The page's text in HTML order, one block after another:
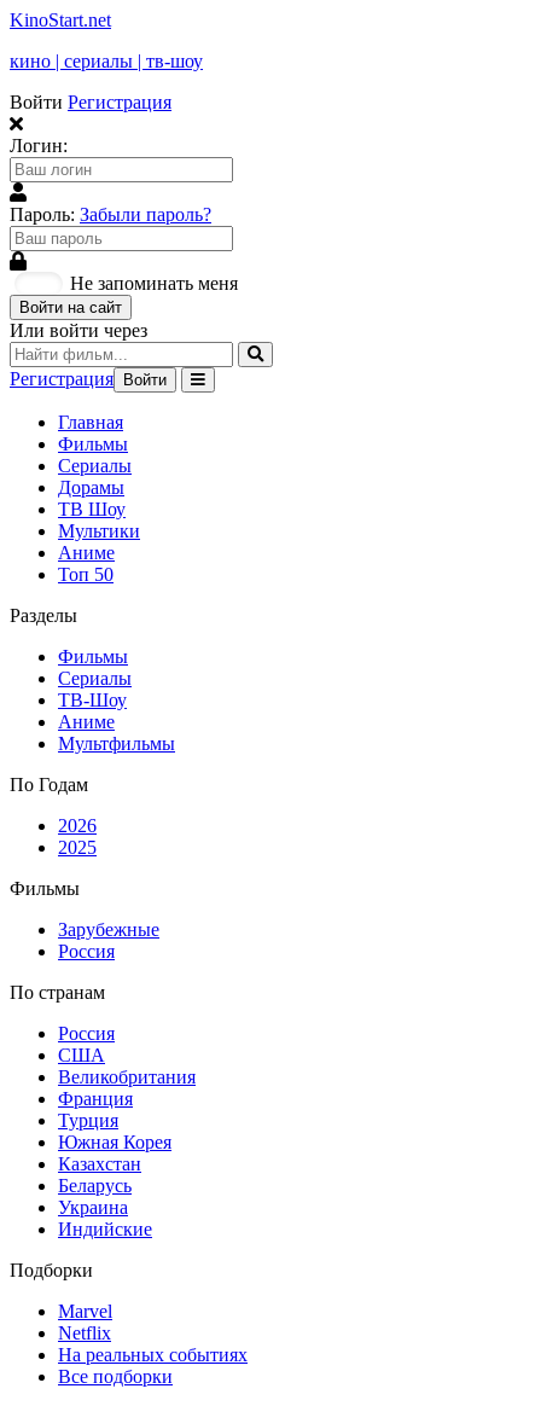
KinoStart.net
кино | сериалы | тв-шоу
Войти Регистрация
Логин:
Пароль: Забыли пароль?
Не запоминать меня
Войти на сайт
Или войти через
Регистрация Войти
Главная
Фильмы
Сериалы
Дорамы
ТВ Шоу
Мультики
Аниме
Топ 50
Разделы
Фильмы
Сериалы
ТВ-Шоу
Аниме
Мультфильмы
По Годам
2026
2025
Фильмы
Зарубежные
Россия
По странам
Россия
США
Великобритания
Франция
Турция
Южная Корея
Казахстан
Беларусь
Украина
Индийские
Подборки
Marvel
Netflix
На реальных событиях
Все подборки